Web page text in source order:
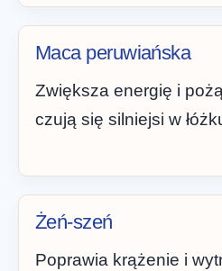
Maca peruwiańska
Zwiększa energię i
czują się silniejsi w
Żeń-szeń
Poprawia krążenie i